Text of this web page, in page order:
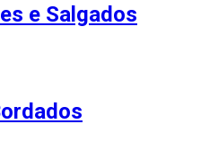
e Salgados